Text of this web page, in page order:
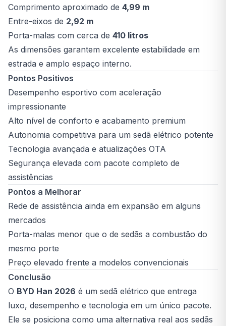
Comprimento aproximado de 4,99 m
Entre-eixos de 2,92 m
Porta-malas com cerca de 410 litros
As dimensões garantem excelente estabilidade em
estrada e amplo espaço interno.
Pontos Positivos
Desempenho esportivo com aceleração
impressionante
Alto nível de conforto e acabamento premium
Autonomia competitiva para um sedã elétrico potente
Tecnologia avançada e atualizações OTA
Segurança elevada com pacote completo de
assistências
Pontos a Melhorar
Rede de assistência ainda em expansão em alguns
mercados
Porta-malas menor que o de sedãs a combustão do
mesmo porte
Preço elevado frente a modelos convencionais
Conclusão
O BYD Han 2026 é um sedã elétrico que entrega
luxo, desempenho e tecnologia em um único pacote.
Ele se posiciona como uma alternativa real aos sedãs